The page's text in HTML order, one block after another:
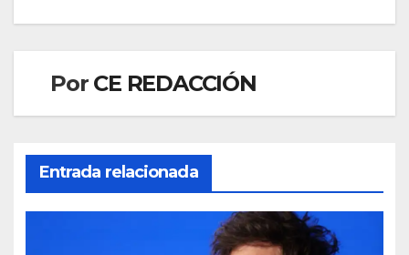
Por CE REDACCIÓN
Entrada relacionada